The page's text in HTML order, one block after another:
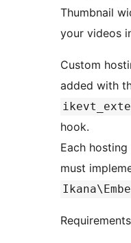
Thumbnail
your videos
Custom
added with
hook.
Each
must